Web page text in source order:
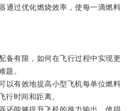
过优化燃烧效率，使每一滴燃料
有限，如何在飞行过程中实现更
题。
有效地提高小型飞机每单位燃料
行时间和距离。